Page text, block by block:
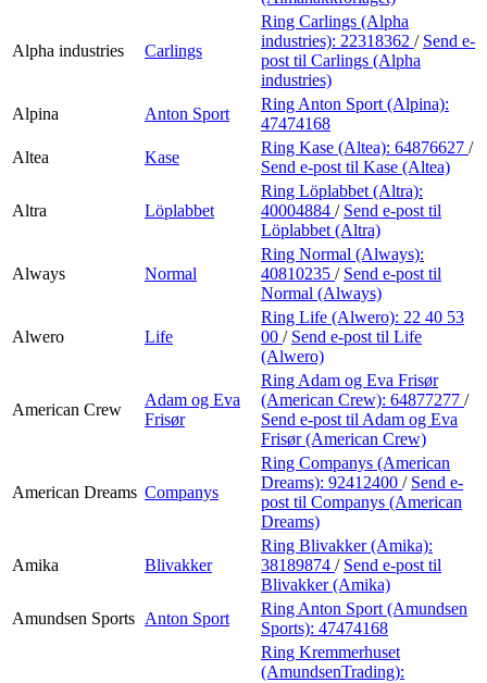
Alpha industries Carlings
Ring Carlings (Alpha
industries): 22318362 / Send e-
post til Carlings (Alpha
industries)
Alpina
Anton Sport
Ring Anton Sport (Alpina):
47474168
Altea
Kase
Ring Kase (Altea): 64876627 /
Send e-post til Kase (Altea)
Altra Löplabbet
Ring Löplabbet (Altra):
40004884 / Send e-post til
Löplabbet (Altra)
Always Normal
Ring Normal (Always):
40810235 / Send e-post til
Normal (Always)
Alwero Life
Ring Life (Alwero): 22 40 53
00 / Send e-post til Life
(Alwero)
American Crew
Adam og Eva
Frisør
Ring Adam og Eva Frisør
(American Crew): 64877277 /
Send e-post til Adam og Eva
Frisør (American Crew)
American Dreams Companys
Ring Companys (American
Dreams): 92412400 / Send e-
post til Companys (American
Dreams)
Amika Blivakker
Ring Blivakker (Amika):
38189874 / Send e-post til
Blivakker (Amika)
Amundsen Sports Anton Sport
Ring Anton Sport (Amundsen
Sports): 47474168
Ring Kremmerhuset
(AmundsenTrading):